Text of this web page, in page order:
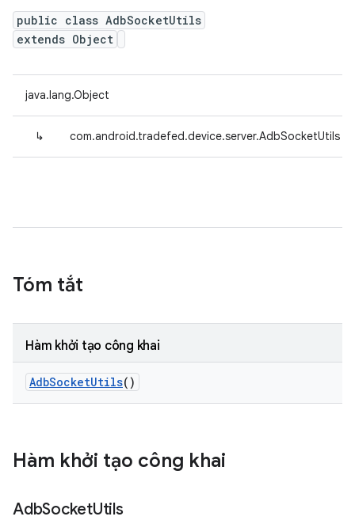
public class AdbSocketUtils
extends Object
java.lang.Object
↳ com.android.tradefed.device.server.AdbSocketUtils
Tóm tắt
Hàm khởi tạo công khai
AdbSocketUtils()
Hàm khởi tạo công khai
AdbSocketUtils